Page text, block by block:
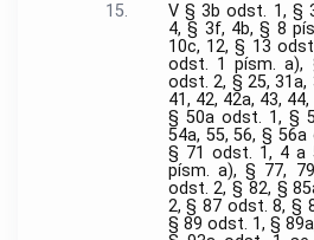
15.
V § 3b odst. 1, §
4, § 3f, 4b, § 8
10c, 12, § 13
odst. 1 písm. a),
odst. 2, § 25,
41, 42, 42a, 43,
§ 50a odst. 1, §
54a, 55, 56, §
§ 71 odst. 1, 4 a
písm. a), § 77,
odst. 2, § 82, §
2, § 87 odst. 8, §
§ 89 odst. 1, §